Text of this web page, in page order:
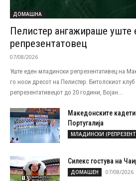
ДОМАШНА
Пелистер ангажираше
репрезентатовец
07/08/2026
Уште еден младински репрезентативец на
го носи дресот на Пелистер. Битолскиот
репрезентативецот до 20 години, Бојан...
Македонските
Португалија
МЛАДИНСКИ
Силекс гостува на
ДОМАШЕН 07/08/2026